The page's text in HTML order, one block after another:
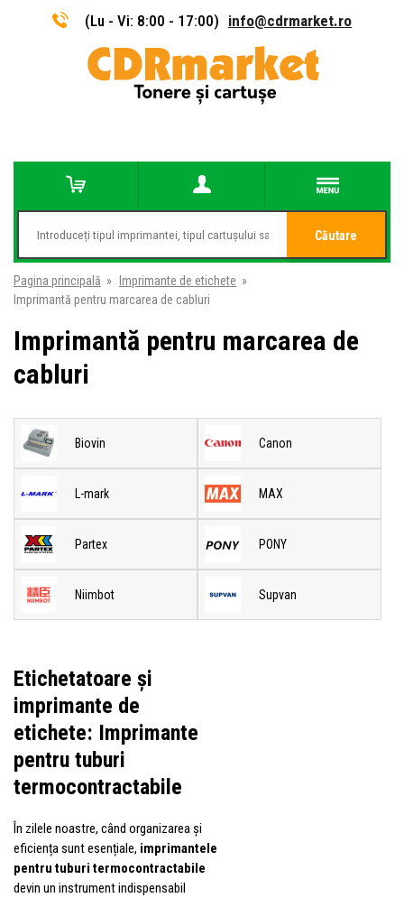
(Lu - Vi: 8:00 - 17:00) info@cdrmarket.ro
Căutare
Pagina principală » Imprimante de etichete »
Imprimantă pentru marcarea de cabluri
Imprimantă pentru marcarea de
cabluri
Biovin Canon
L-mark MAX
Partex PONY
Niimbot Supvan
Etichetatoare și
imprimante de
etichete: Imprimante
pentru tuburi
termocontractabile
În zilele noastre, când organizarea și
eficiența sunt esențiale, imprimantele
pentru tuburi termocontractabile
devin un instrument indispensabil